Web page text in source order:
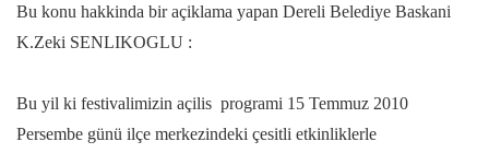
Bu konu hakkinda bir açiklama yapan Dereli Belediye Baskani
K.Zeki SENLIKOGLU :
Bu yil ki festivalimizin açilis programi 15 Temmuz 2010
Persembe günü ilçe merkezindeki çesitli etkinliklerle